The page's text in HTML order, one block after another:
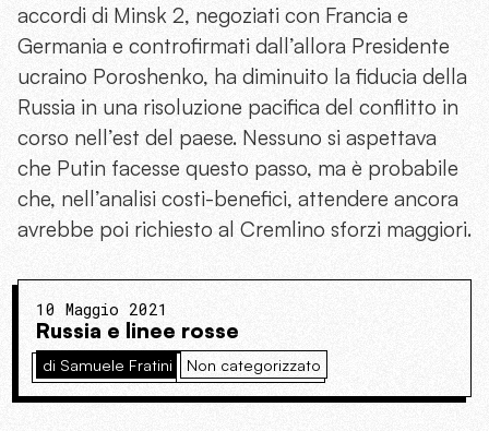
accordi di Minsk 2, negoziati con Francia e
Germania e controfirmati dall’allora Presidente
ucraino Poroshenko, ha diminuito la fiducia della
Russia in una risoluzione pacifica del conflitto in
corso nell’est del paese. Nessuno si aspettava
che Putin facesse questo passo, ma è probabile
che, nell’analisi costi-benefici, attendere ancora
avrebbe poi richiesto al Cremlino sforzi maggiori.
10 Maggio 2021
Russia e linee rosse
di Samuele Fratini Non categorizzato